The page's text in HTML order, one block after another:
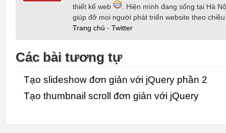
thiết kế web
. Hiện mình đang sống tại Hà
giúp đỡ mọi người phát triển website theo
Trang chủ - Twitter
Các bài tương tự
Tạo slideshow đơn giản với jQuery phần 2
Tạo thumbnail scroll đơn giản với jQuery